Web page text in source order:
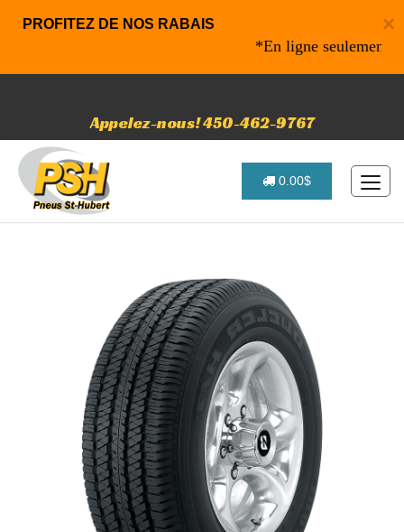
×
PROFITEZ DE NOS RABAIS
*En ligne seulement*
Appelez-nous! 450-462-9767
0.00$